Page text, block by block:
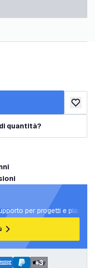
quantità?
per progetti e piani di
+3